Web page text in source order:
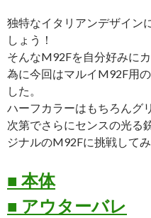
独特なイタリアンデザイン
しょう！
そんなM92Fを自分好みに
為に今回はマルイM92F用
した。
ハーフカラーはもちろんグ
次第でさらにセンスの光る
ジナルのM92Fに挑戦してみ
■ 本体
■ アウターバレ